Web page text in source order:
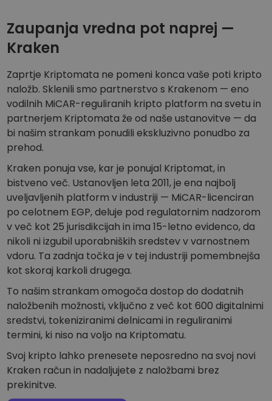
Zaupanja vredna pot naprej —
Kraken
Zaprtje Kriptomata ne pomeni konca vaše poti kripto
naložb. Sklenili smo partnerstvo s Krakenom — eno
vodilnih MiCAR-reguliranih kripto platform na svetu in
partnerjem Kriptomata že od naše ustanovitve — da
bi našim strankam ponudili ekskluzivno ponudbo za
prehod.
Kraken ponuja vse, kar je ponujal Kriptomat, in
bistveno več. Ustanovljen leta 2011, je ena najbolj
uveljavljenih platform v industriji — MiCAR-licenciran
po celotnem EGP, deluje pod regulatornim nadzorom
v več kot 25 jurisdikcijah in ima 15-letno evidenco, da
nikoli ni izgubil uporabniških sredstev v varnostnem
vdoru. Ta zadnja točka je v tej industriji pomembnejša
kot skoraj karkoli drugega.
To našim strankam omogoča dostop do dodatnih
naložbenih možnosti, vključno z več kot 600 digitalnimi
sredstvi, tokeniziranimi delnicami in reguliranimi
termini, ki niso na voljo na Kriptomatu.
Svoj kripto lahko prenesete neposredno na svoj novi
Kraken račun in nadaljujete z naložbami brez
prekinitve.